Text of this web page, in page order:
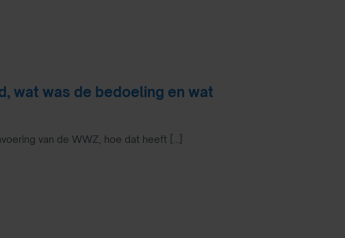
wat was de bedoeling en wat
van de WWZ, hoe dat heeft [...]